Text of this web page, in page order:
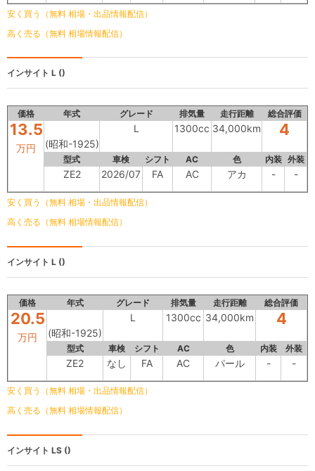
安く買う（無料 相場・出品情報配信）
高く売る（無料 相場情報配信）
インサイト L ()
価格 年式 グレード 排気量 走行距離 総合評価
13.5
万円 (昭和-1925)
L 1300cc 34,000km 4
型式 車検 シフト AC 色 内装 外装
ZE2 2026/07 FA AC アカ - -
安く買う（無料 相場・出品情報配信）
高く売る（無料 相場情報配信）
インサイト L ()
価格 年式 グレード 排気量 走行距離 総合評価
20.5
万円 (昭和-1925)
L 1300cc 34,000km 4
型式 車検 シフト AC 色 内装 外装
ZE2 なし FA AC パール - -
安く買う（無料 相場・出品情報配信）
高く売る（無料 相場情報配信）
インサイト LS ()